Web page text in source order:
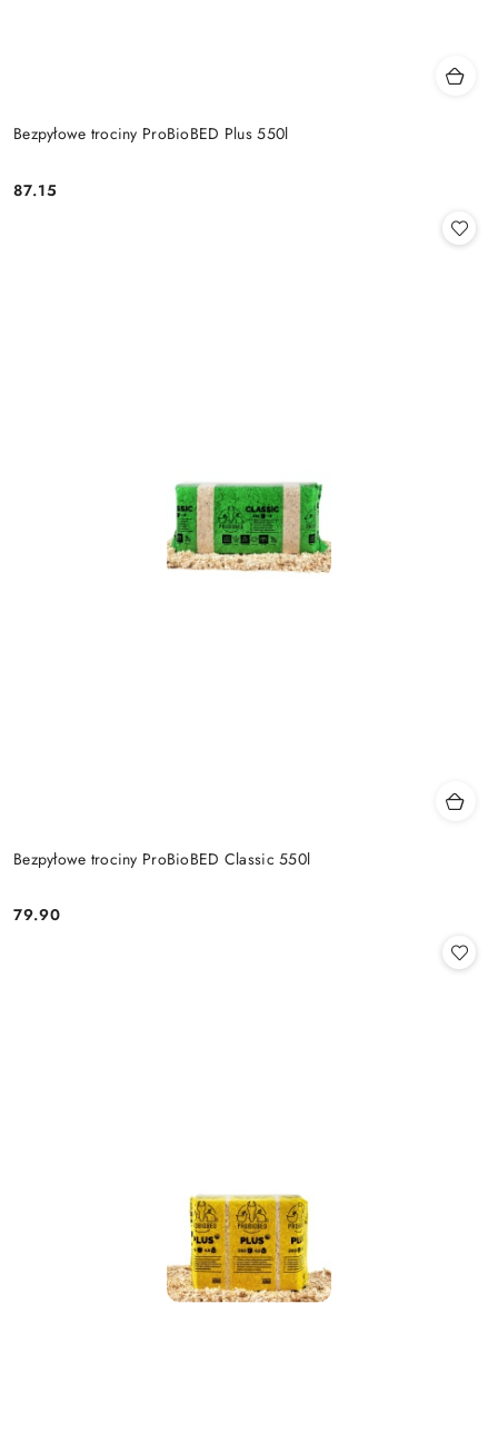
Bezpyłowe trociny ProBioBED Plus 550l
Cena:
87.15
Bezpyłowe trociny ProBioBED Classic 550l
Cena:
79.90